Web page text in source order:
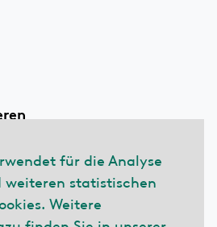
für die Analyse
statistischen
Weitere